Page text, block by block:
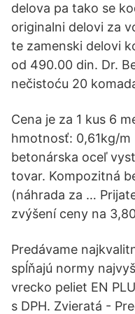
delova pa tako se
originalni delovi za
te zamenski delovi
od 490.00 din. Dr.
nečistoću 20
Cena je za 1 kus 6
hmotnosť: 0,61kg/
betonárska oceľ
tovar. Kompozitná
(náhrada za …
zvýšení ceny na
Predávame
spĺňajú normy
vrecko peliet EN
s DPH. Zvieratá -